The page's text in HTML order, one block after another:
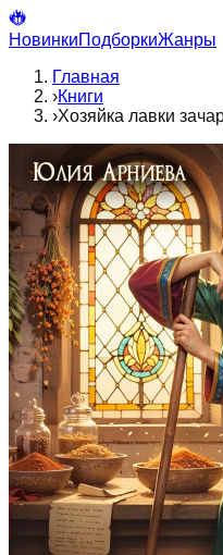
НовинкиПодборкиЖанры
Главная
›Книги
›Хозяйка лавки